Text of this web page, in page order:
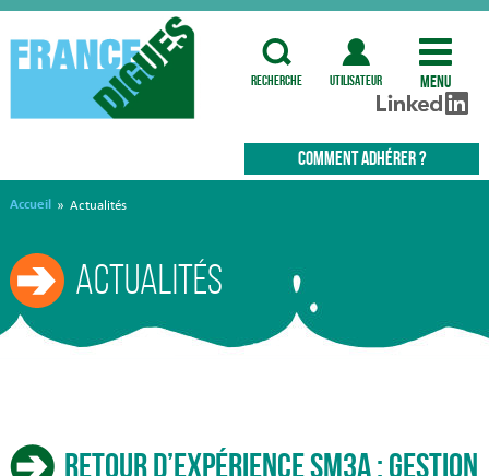
recherche utilisateur Menu
COMMENT ADHÉRER ?
Accueil » Actualités
Actualités
Retour d’expérience SM3A : Gestion